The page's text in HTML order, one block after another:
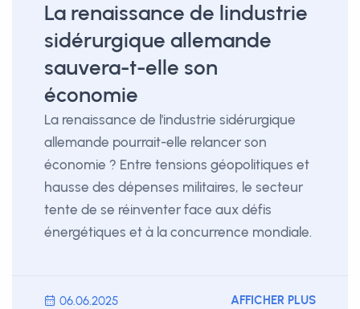
La renaissance de lindustrie
sidérurgique allemande
sauvera-t-elle son
économie
La renaissance de l'industrie sidérurgique
allemande pourrait-elle relancer son
économie ? Entre tensions géopolitiques et
hausse des dépenses militaires, le secteur
tente de se réinventer face aux défis
énergétiques et à la concurrence mondiale.
06.06.2025 AFFICHER PLUS